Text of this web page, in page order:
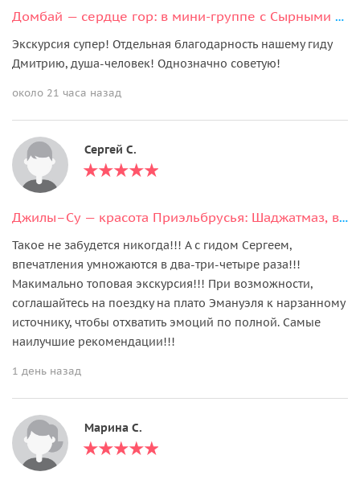
Домбай — сердце гор: в мини-группе с Сырными пещерами и храмом
Экскурсия супер! Отдельная благодарность нашему гиду
Дмитрию, душа-человек! Однозначно советую!
около 21 часа назад
Сергей С.
Джилы–Су — красота Приэльбрусья: Шаджатмаз, водопады, ущелье Харбас
Такое не забудется никогда!!! А с гидом Сергеем,
впечатления умножаются в два-три-четыре раза!!!
Макимально топовая экскурсия!!! При возможности,
соглашайтесь на поездку на плато Эмануэля к нарзанному
источнику, чтобы отхватить эмоций по полной. Самые
наилучшие рекомендации!!!
1 день назад
Марина С.